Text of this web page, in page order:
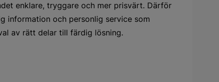
enklare, tryggare och mer prisvärt. Därför
information och personlig service som
av rätt delar till färdig lösning.